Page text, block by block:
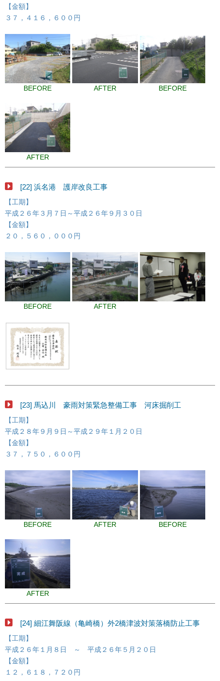
【金額】
３７，４１６，６００円
BEFORE AFTER BEFORE
AFTER
[22] 浜名港 護岸改良工事
【工期】
平成２６年３月７日～平成２６年９月３０日
【金額】
２０，５６０，０００円
BEFORE AFTER
[23] 馬込川 豪雨対策緊急整備工事 河床掘削工
【工期】
平成２８年９月９日～平成２９年１月２０日
【金額】
３７，７５０，６００円
BEFORE AFTER BEFORE
AFTER
[24] 細江舞阪線（亀崎橋）外2橋津波対策落橋防止工事
【工期】
平成２６年１月８日 ～ 平成２６年５月２０日
【金額】
１２，６１８，７２０円